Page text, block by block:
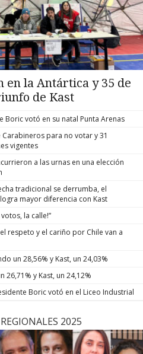
en la Antártica y 35 de
de Kast
Boric votó en su natal Punta Arenas
para no votar y 31
vigentes
a las urnas en una elección
tradicional se derrumba, el
mayor diferencia con Kast
votos, la calle!”
respeto y el cariño por Chile van a
un 28,56% y Kast, un 24,03%
26,71% y Kast, un 24,12%
Boric votó en el Liceo Industrial
2025